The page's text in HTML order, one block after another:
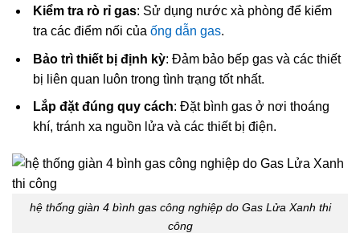
Kiểm tra rò rỉ gas: Sử dụng nước xà phòng để kiểm
tra các điểm nối của ống dẫn gas.
Bảo trì thiết bị định kỳ: Đảm bảo bếp gas và các thiết
bị liên quan luôn trong tình trạng tốt nhất.
Lắp đặt đúng quy cách: Đặt bình gas ở nơi thoáng
khí, tránh xa nguồn lửa và các thiết bị điện.
hệ thống giàn 4 bình gas công nghiệp do Gas Lửa Xanh thi
công